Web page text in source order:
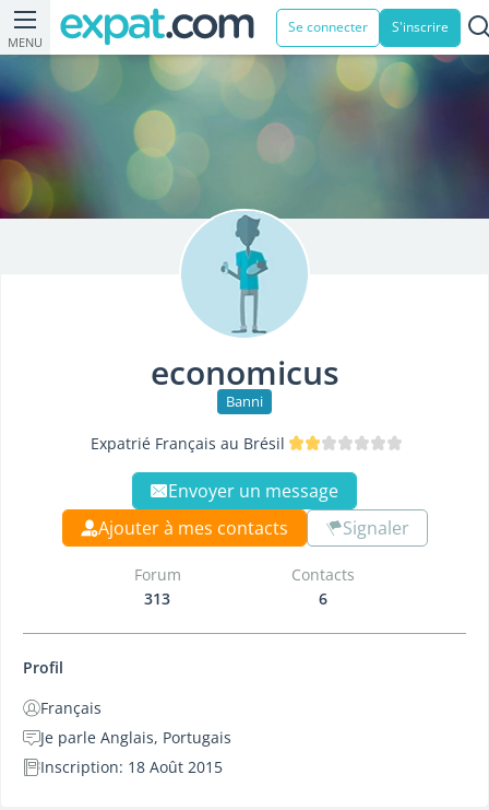
MENU
Se connecter S'inscrire
economicus
Banni
Expatrié Français au Brésil
Envoyer un message
Ajouter à mes contacts
Signaler
Forum
313
Contacts
6
Profil
Français
Je parle Anglais, Portugais
Inscription: 18 Août 2015